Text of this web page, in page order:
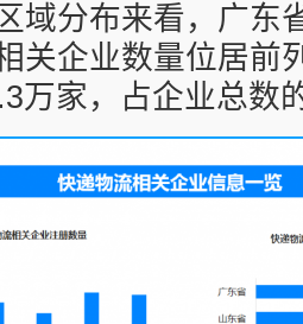
域分布来看，广东
关企业数量位居前
万家，占企业总数